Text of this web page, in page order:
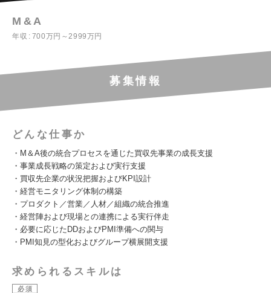
M&A
年収 700万円～2999万円
募集情報
どんな仕事か
・M＆A後の統合プロセスを通じた買収先事業の成長支援
・事業成長戦略の策定および実行支援
・買収先企業の状況把握およびKPI設計
・経営モニタリング体制の構築
・プロダクト／営業／人材／組織の統合推進
・経営陣および現場との連携による実行伴走
・必要に応じたDDおよびPMI準備への関与
・PMI知見の型化およびグループ横展開支援
求められるスキルは
必須